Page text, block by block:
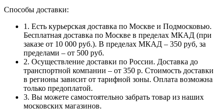
Способы доставки:
1. Есть курьерская доставка по Москве и Подмосковью.
Бесплатная доставка по Москве в пределах МКАД (при
заказе от 10 000 руб.). В пределах МКАД – 350 руб, за
пределами – от 500 руб.
2. Осуществление доставки по России. Доставка до
транспортной компании – от 350 р. Стоимость доставки
в регионы зависит от тарифной зоны. Оплата возможна
только предоплатой.
3. Вы можете самостоятельно забрать товар из наших
московских магазинов.